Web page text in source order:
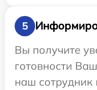
5
Вы получите
готовности
наш сотрудник